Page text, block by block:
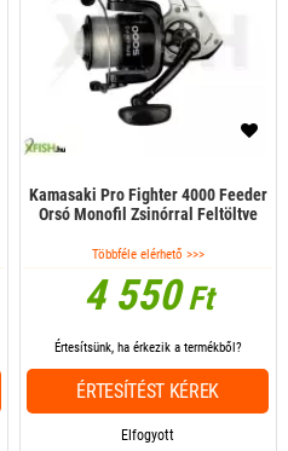
Kamasaki Pro Fighter 4000 Feeder
Orsó Monofil Zsinórral Feltöltve
Többféle elérhető >>>
4 550Ft
Elfogyott
Értesítsünk, ha érkezik a termékből?
ÉRTESÍTÉST KÉREK